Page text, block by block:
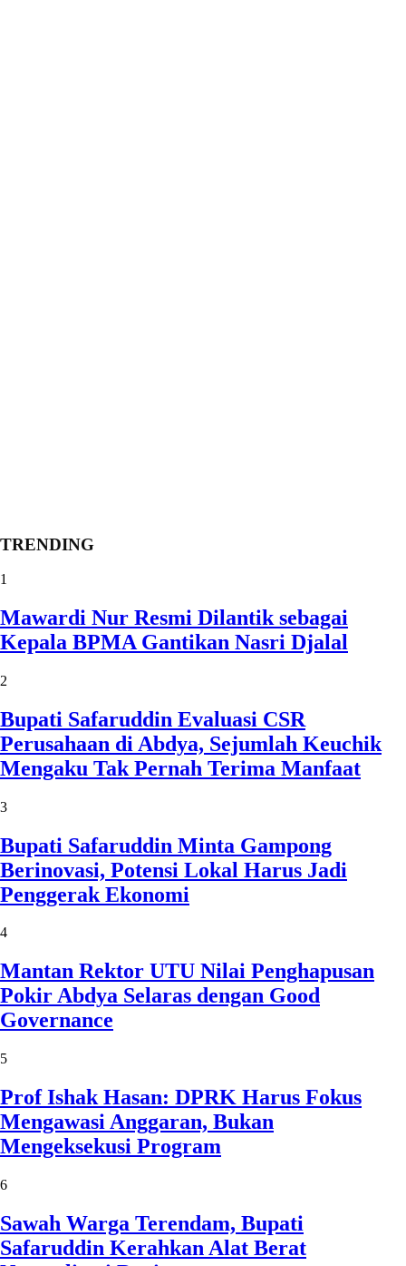
TRENDING
1
Mawardi Nur Resmi Dilantik sebagai
Kepala BPMA Gantikan Nasri Djalal
2
Bupati Safaruddin Evaluasi CSR
Perusahaan di Abdya, Sejumlah Keuchik
Mengaku Tak Pernah Terima Manfaat
3
Bupati Safaruddin Minta Gampong
Berinovasi, Potensi Lokal Harus Jadi
Penggerak Ekonomi
4
Mantan Rektor UTU Nilai Penghapusan
Pokir Abdya Selaras dengan Good
Governance
5
Prof Ishak Hasan: DPRK Harus Fokus
Mengawasi Anggaran, Bukan
Mengeksekusi Program
6
Sawah Warga Terendam, Bupati
Safaruddin Kerahkan Alat Berat